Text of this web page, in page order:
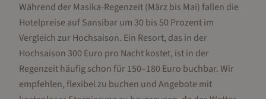
Während der Masika-Regenzeit (März bis Mai) fallen die
Hotelpreise auf Sansibar um 30 bis 50 Prozent im
Vergleich zur Hochsaison. Ein Resort, das in der
Hochsaison 300 Euro pro Nacht kostet, ist in der
Regenzeit häufig schon für 150–180 Euro buchbar. Wir
empfehlen, flexibel zu buchen und Angebote mit